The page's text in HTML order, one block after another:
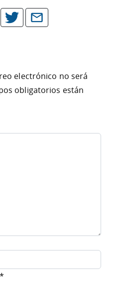
electrónico no será
obligatorios están
*